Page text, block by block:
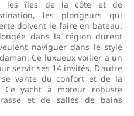
les îles de la côte et de
les plongeurs qui
doivent le faire en bateau.
dans la région durent
naviguer dans le style
Ce luxueux voilier a un
servir ses 14 invités. D'autre
vante du confort et de la
Ce yacht à moteur robuste
et de salles de bains